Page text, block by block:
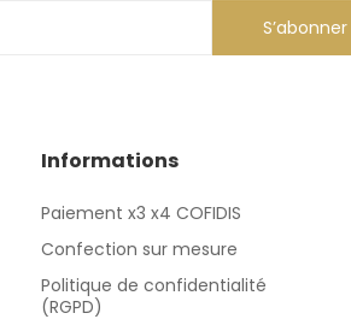
S’abonner
Informations
Paiement x3 x4 COFIDIS
Confection sur mesure
Politique de confidentialité
(RGPD)